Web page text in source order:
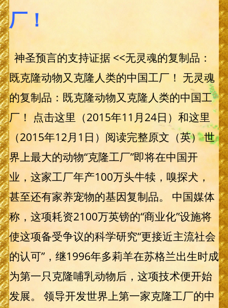
厂！
神圣预言的支持证据 <<无灵魂的复制品：
既克隆动物又克隆人类的中国工厂！ 无灵魂
的复制品：既克隆动物又克隆人类的中国工
厂！ 点击这里（2015年11月24日）和这里
（2015年12月1日）阅读完整原文（英） 世
界上最大的动物“克隆工厂”即将在中国开
业，这家工厂年产100万头牛犊，嗅探犬，
甚至还有家养宠物的基因复制品。 中国媒体
称，这项耗资2100万英镑的“商业化”设施将
使这项备受争议的科学研究“更接近主流社会
的认可”，继1996年多莉羊在苏格兰出生时成
为第一只克隆哺乳动物后，这项技术便开始
发展。 领导开发世界上第一家克隆工厂的中